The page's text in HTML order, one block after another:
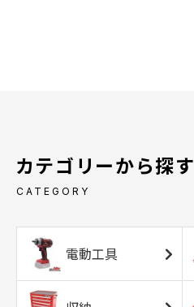
カテゴリーから探す
CATEGORY
電動工具